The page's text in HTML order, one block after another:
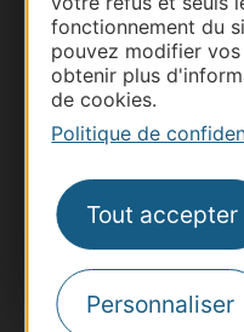
fonctionnement du
pouvez modifier
obtenir plus
de cookies.
Politique de
Tout accepter
Personnaliser
Thermalisme
Business/Mice
Pros d'Occitanie
Site presse et
Voyagistes